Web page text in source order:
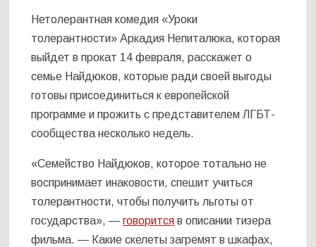
Нетолерантная комедия «Уроки
толерантности» Аркадия Непиталюка, которая
выйдет в прокат 14 февраля, расскажет о
семье Найдюков, которые ради своей выгоды
готовы присоединиться к европейской
программе и прожить с представителем ЛГБТ-
сообщества несколько недель.
«Семейство Найдюков, которое тотально не
воспринимает инаковости, спешит учиться
толерантности, чтобы получить льготы от
государства», —говорится в описании тизера
фильма. — Какие скелеты загремят в шкафах,